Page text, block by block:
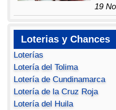
19
Loterias y Chances
Loterías
Lotería del Tolima
Lotería de Cundinamarca
Lotería de la Cruz Roja
Lotería del Huila